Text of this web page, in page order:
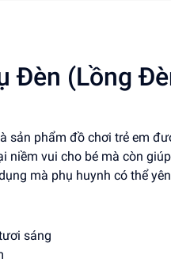
Đèn (Lồng
sản phẩm đồ chơi trẻ em
niềm vui cho bé mà còn
mà phụ huynh có thể
sáng